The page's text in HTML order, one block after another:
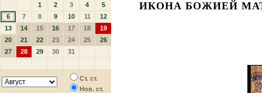
1
2 3 4
5
6
7 8 9 10 11
12
13
14 15 16 17 18
19
20
21 22 23 24 25
26
27
28 29 30 31
Ст. ст.
Нов. ст.
ИКОНА БОЖИЕЙ